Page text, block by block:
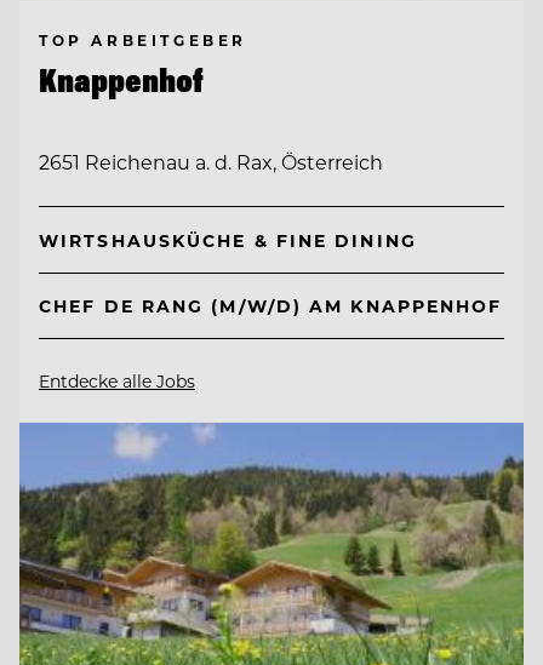
TOP ARBEITGEBER
Knappenhof
2651 Reichenau a. d. Rax, Österreich
WIRTSHAUSKÜCHE & FINE DINING
CHEF DE RANG (M/W/D) AM KNAPPENHOF
Entdecke alle Jobs